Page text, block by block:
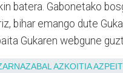
batera. Gabonetako
bihar emango dute
Gukaren webgune
AZKOITIA